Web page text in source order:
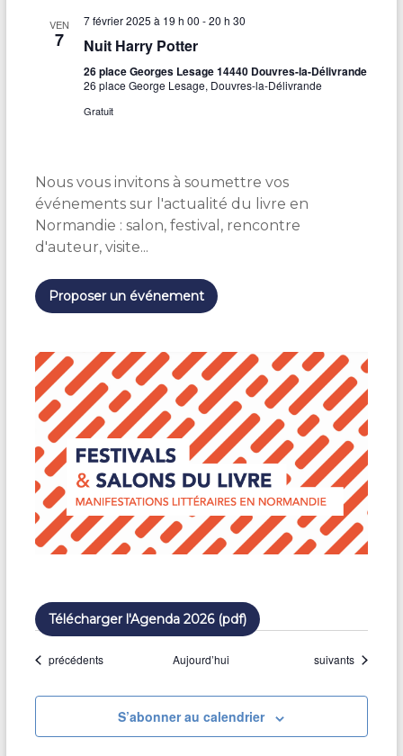
VEN
7
7 février 2025 à 19 h 00 -20 h 30
Nuit Harry Potter
26 place Georges Lesage 14440 Douvres-la-Délivrande
26 place George Lesage, Douvres-la-Délivrande
Gratuit
Nous vous invitons à soumettre vos
événements sur l'actualité du livre en
Normandie : salon, festival, rencontre
d'auteur, visite...
Proposer un événement
Télécharger l'Agenda 2026 (pdf)
Évènements
précédents Aujourd’hui Évènements
suivants
S’abonner au calendrier